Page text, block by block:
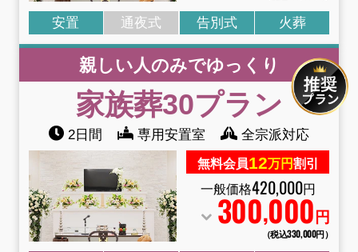
安置 通夜式 告別式 火葬
親しい人のみでゆっくり
家族葬30プラン
2日間 専用安置室 全宗派対応
無料会員12万円割引
一般価格420,000円
300,000 円
（税込330,000円）